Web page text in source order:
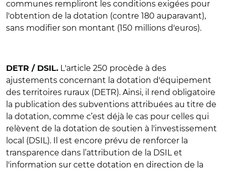
communes rempliront les conditions exigées pour
l'obtention de la dotation (contre 180 auparavant),
sans modifier son montant (150 millions d'euros).
DETR / DSIL. L'article 250 procède à des
ajustements concernant la dotation d'équipement
des territoires ruraux (DETR). Ainsi, il rend obligatoire
la publication des subventions attribuées au titre de
la dotation, comme c’est déjà le cas pour celles qui
relèvent de la dotation de soutien à l'investissement
local (DSIL). Il est encore prévu de renforcer la
transparence dans l’attribution de la DSIL et
l'information sur cette dotation en direction de la